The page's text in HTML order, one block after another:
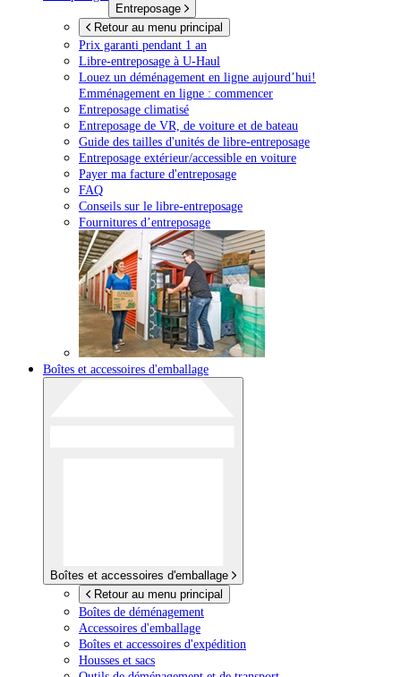
Entreposage
Retour au menu principal
Prix garanti pendant 1 an
Libre-entreposage à U-Haul
Louez un déménagement en ligne aujourd’hui!
Emménagement en ligne : commencer
Entreposage climatisé
Entreposage de VR, de voiture et de bateau
Guide des tailles d'unités de libre-entreposage
Entreposage extérieur/accessible en voiture
Payer ma facture d'entreposage
FAQ
Conseils sur le libre-entreposage
Fournitures d’entreposage
Boîtes et accessoires d'emballage
Boîtes et accessoires d'emballage
Retour au menu principal
Boîtes de déménagement
Accessoires d'emballage
Boîtes et accessoires d'expédition
Housses et sacs